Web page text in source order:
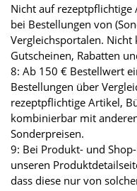
Nicht auf
bei Bestellungen von
Vergleichsportalen.
Gutscheinen, Rabatten
8: Ab 150 € Bestellwert
Bestellungen über
rezeptpflichtige Artikel,
kombinierbar mit
Sonderpreisen.
9: Bei Produkt- und
unseren
dass diese nur von